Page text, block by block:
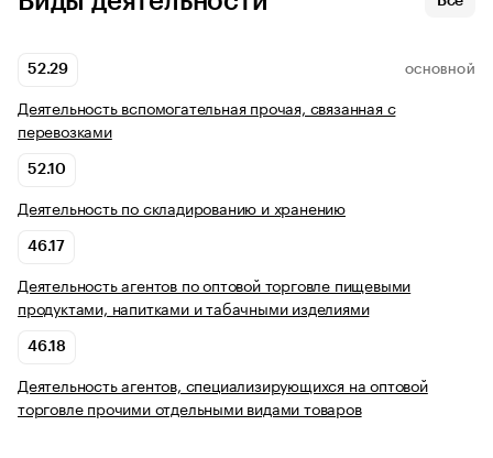
52.29 ОСНОВНОЙ
Деятельность вспомогательная прочая, связанная с
перевозками
52.10
Деятельность по складированию и хранению
46.17
Деятельность агентов по оптовой торговле пищевыми
продуктами, напитками и табачными изделиями
46.18
Деятельность агентов, специализирующихся на оптовой
торговле прочими отдельными видами товаров